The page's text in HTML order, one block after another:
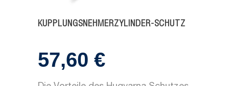
KUPPLUNGSNEHMERZYLINDER-SCHUTZ
57,60 €